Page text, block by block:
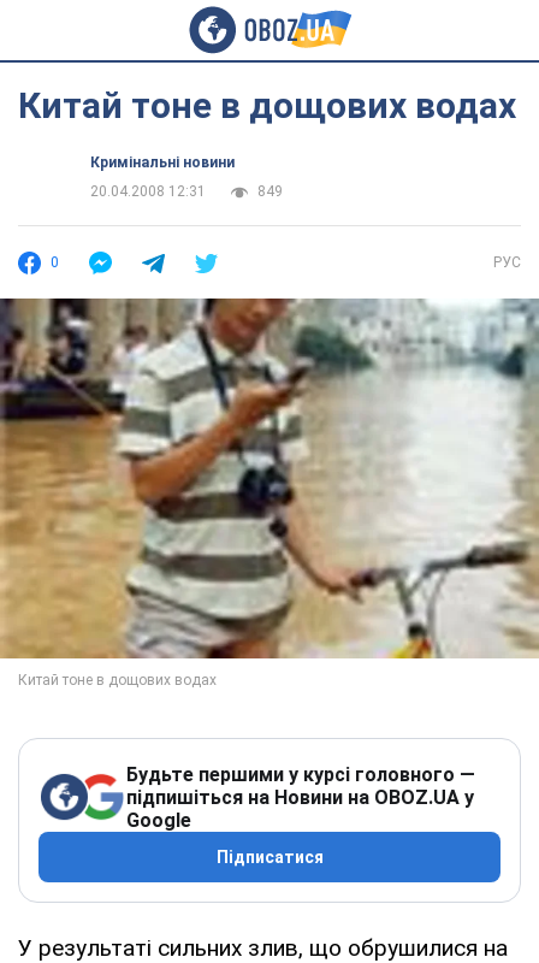
Китай тоне в дощових водах
Кримінальні новини
20.04.2008 12:31
849
0 РУС
Будьте першими у курсі головного —
підпишіться на Новини на OBOZ.UA у
Google
Підписатися
У результаті сильних злив, що обрушилися на